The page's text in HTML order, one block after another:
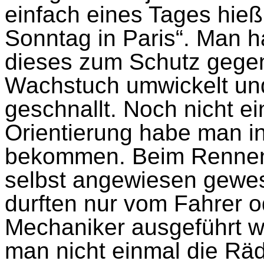
einfach eines Tages
Sonntag in Paris“. Man
dieses zum Schutz
Wachstuch umwickelt
geschnallt. Noch nicht
Orientierung habe man
bekommen. Beim
selbst angewiesen
durften nur vom Fahrer
Mechaniker ausgeführt
man nicht einmal die